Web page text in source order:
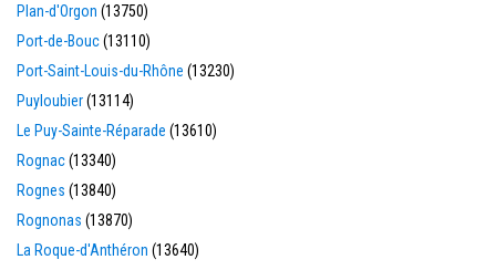
Plan-d'Orgon (13750)
Port-de-Bouc(13110)
Port-Saint-Louis-du-Rhône (13230)
Puyloubier(13114)
Le Puy-Sainte-Réparade (13610)
Rognac(13340)
Rognes (13840)
Rognonas (13870)
La Roque-d'Anthéron (13640)